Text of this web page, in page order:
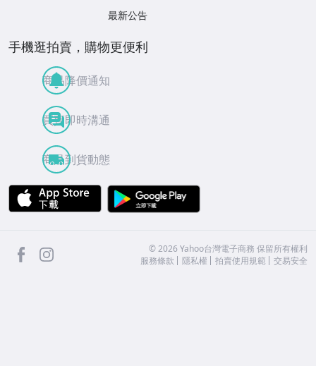
最新公告
手機逛拍賣，購物更便利
商品降價通知
買賣即時溝通
商品到貨動態
APP Store
facebook ©2026 Yahoo台灣電子商務 保留所有權利
服務條款
隱私權 拍賣使用規範 交易安全